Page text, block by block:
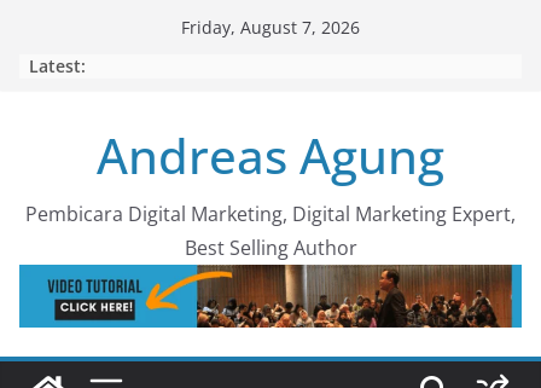
Friday, August 7, 2026
Latest:
Andreas Agung
Pembicara Digital Marketing, Digital Marketing Expert,
Best Selling Author